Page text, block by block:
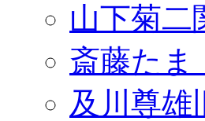
山下菊二
斎藤た
及川尊雄